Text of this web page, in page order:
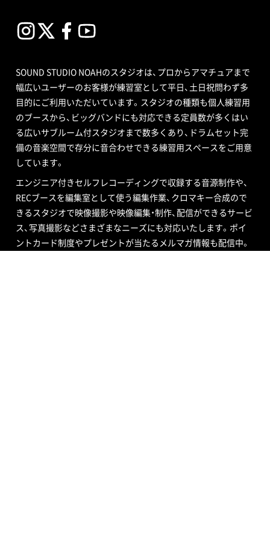
SOUND STUDIO NOAHのスタジオは、プロからアマチュアまで
幅広いユーザーのお客様が練習室として平日、土日祝問わず多
目的にご利用いただいています。スタジオの種類も個人練習用
のブースから、ビッグバンドにも対応できる定員数が多くはい
る広いサブルーム付スタジオまで数多くあり、ドラムセット完
備の音楽空間で存分に音合わせできる練習用スペースをご用意
しています。
エンジニア付きセルフレコーディングで収録する音源制作や、
RECブースを編集室として使う編集作業、クロマキー合成ので
きるスタジオで映像撮影や映像編集・制作、配信ができるサービ
ス、写真撮影などさまざまなニーズにも対応いたします。ポイ
ントカード制度やプレゼントが当たるメルマガ情報も配信中。